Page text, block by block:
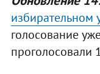
избирательном
голосование
проголосовали